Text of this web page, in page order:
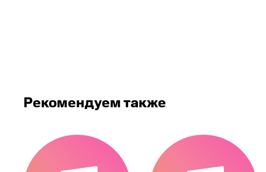
Рекомендуем также